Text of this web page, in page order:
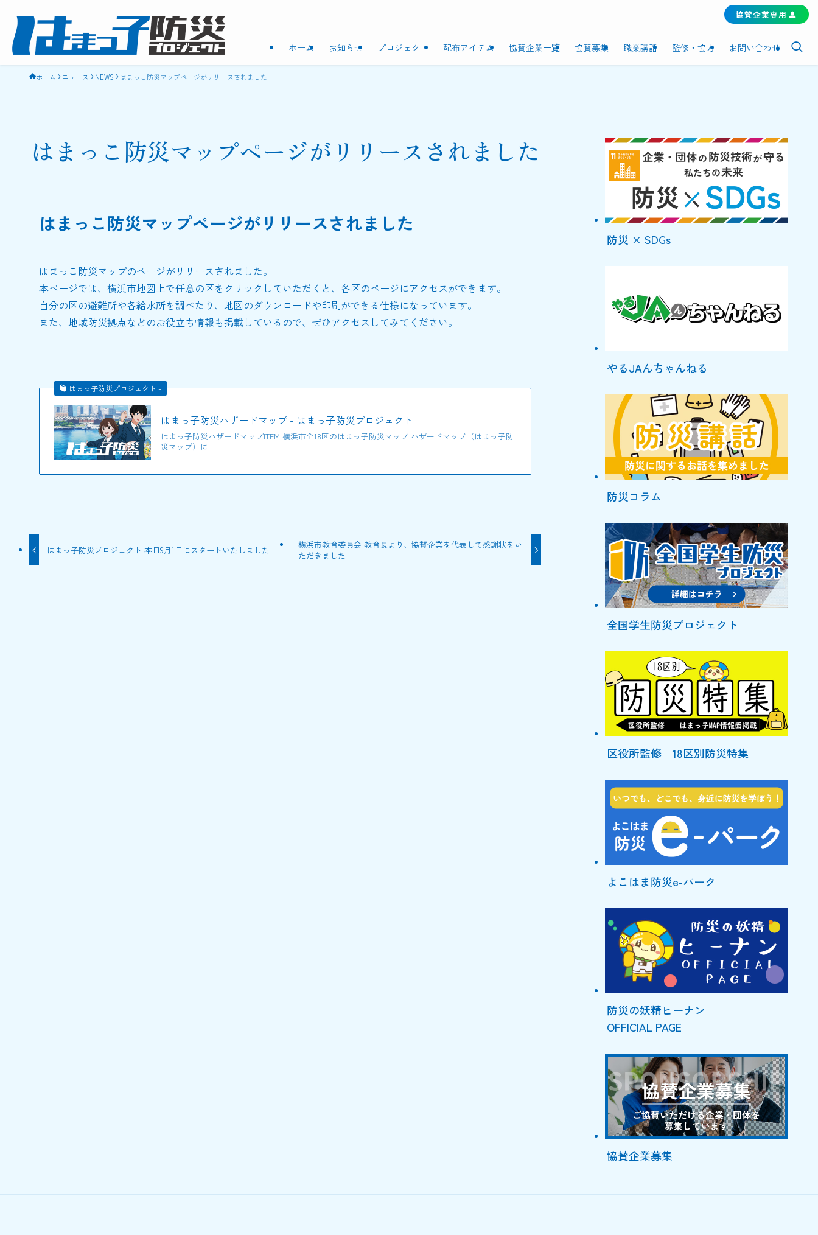
ホーム お知らせ プロジェクト 配布アイテム 協賛企業一覧 協賛募集 職業講話 監修・協力 お問い合わせ
協賛企業専用
ホーム ニュース NEWS はまっこ防災マップページがリリースされました
はまっこ防災マップページがリリースされました
はまっこ防災マップページがリリースされました
はまっこ防災マップのページがリリースされました。
本ページでは、横浜市地図上で任意の区をクリックしていただくと、各区のページにアクセスができます。
自分の区の避難所や各給水所を調べたり、地図のダウンロードや印刷ができる仕様になっています。
また、地域防災拠点などのお役立ち情報も掲載しているので、ぜひアクセスしてみてください。
はまっ子防災プロジェクト -
はまっ子防災ハザードマップ - はまっ子防災プロジェクト
はまっ子防災ハザードマップITEM 横浜市全18区のはまっ子防災マップ ハザードマップ（はまっ子防
災マップ）に
はまっ子防災プロジェクト 本日9月1日にスタートいたしました
横浜市教育委員会 教育長より、協賛企業を代表して感謝状をい
ただきました
防災 × SDGs
やるJAんちゃんねる
防災コラム
全国学生防災プロジェクト
区役所監修 18区別防災特集
よこはま防災e-パーク
防災の妖精ヒーナン
OFFICIAL PAGE
協賛企業募集